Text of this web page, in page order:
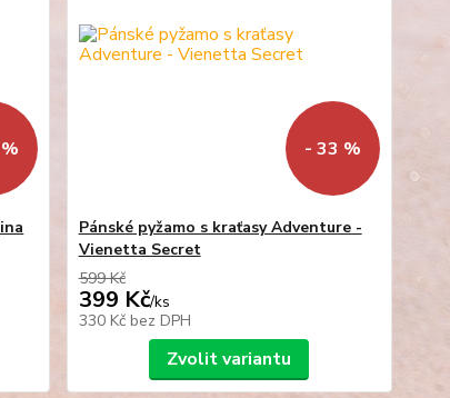
- 33 %
Pánské pyžamo s kraťasy Adventure -
Vienetta Secret
599 Kč
399 Kč/ks
330 Kč bez DPH
Zvolit variantu